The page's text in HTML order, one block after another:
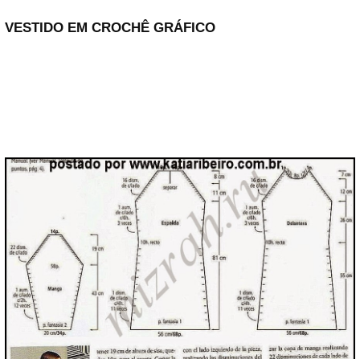
VESTIDO EM CROCHÊ GRÁFICO